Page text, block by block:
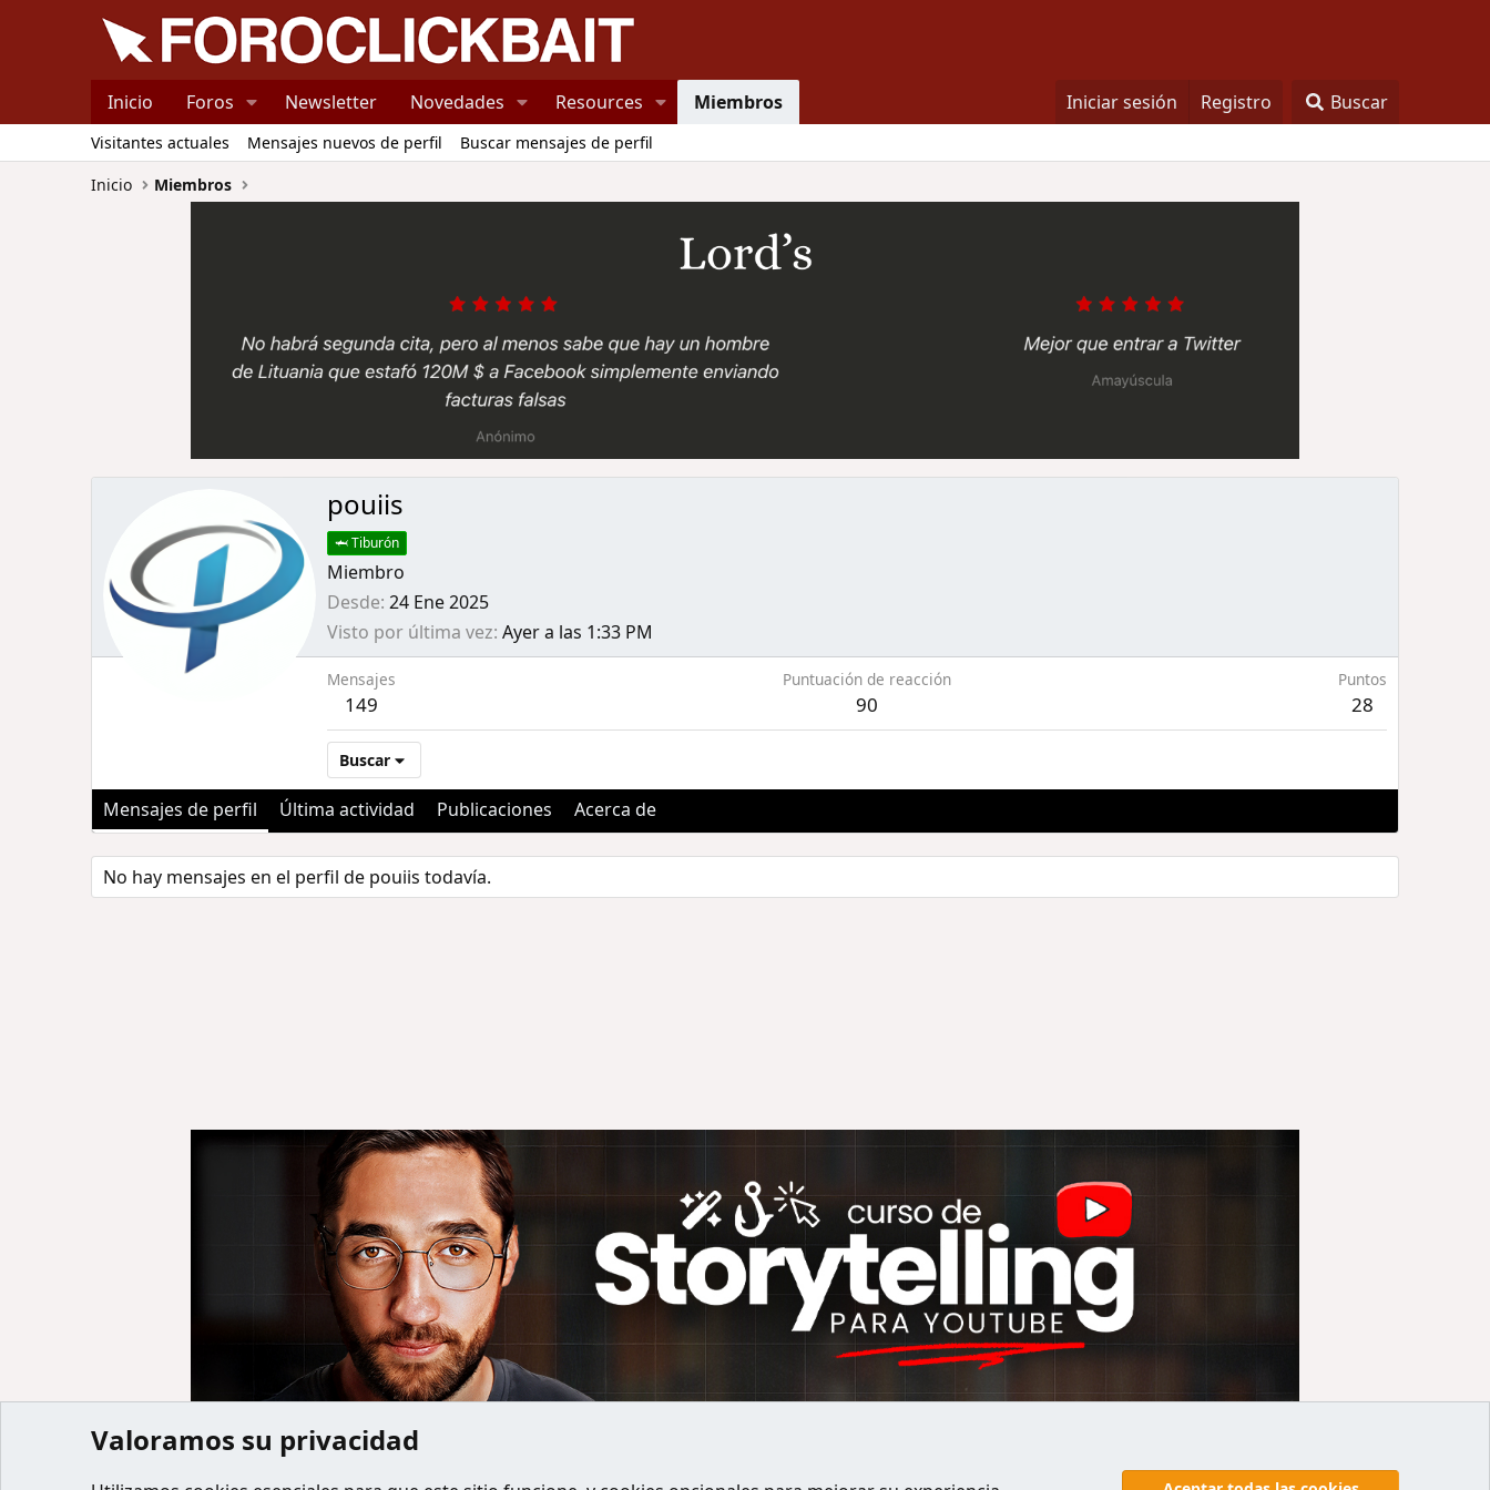
Inicio Foros Newsletter Novedades Resources Miembros Iniciar sesión Registro Buscar
Visitantes actuales Mensajes nuevos de perfil
Buscar mensajes de perfil
Inicio
Miembros
pouiis
🦈 Tiburón
Miembro
Desde 24 Ene 2025
Visto por última vez Ayer a las 1:33 PM
Mensajes
149
Puntuación de reacción
90
Puntos
28
Buscar
Mensajes de perfil Última actividad Publicaciones Acerca de
No hay mensajes en el perfil de pouiis todavía.
Inicio Miembros
Valoramos su privacidad